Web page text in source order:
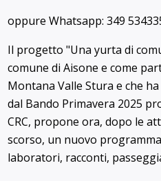
oppure Whatsapp: 349
Il progetto "Una yurta di
comune di Aisone e come
Montana Valle Stura e che
dal Bando Primavera 2025
CRC, propone ora, dopo le
scorso, un nuovo
laboratori, racconti,